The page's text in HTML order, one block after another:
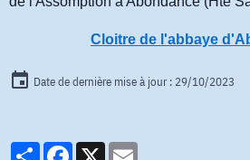
Cloitre de l'abbaye
Date de dernière mise à jour : 29/10/2023
PartagerFacebook
X